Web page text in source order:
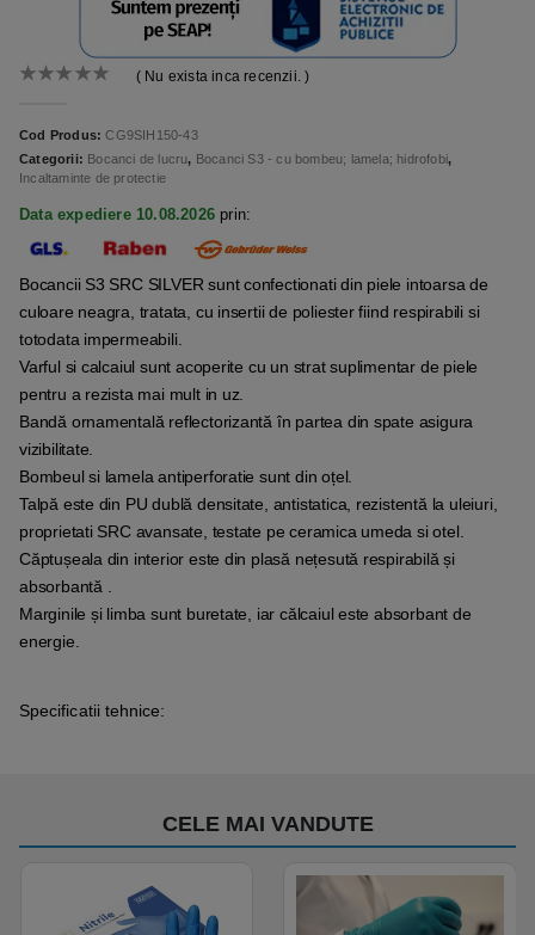
( Nu exista inca recenzii. )
Cod Produs:CG9SIH150-43
Categorii: Bocanci de lucru, Bocanci S3 - cu bombeu; lamela; hidrofobi,
Incaltaminte de protectie
Data expediere 10.08.2026 prin:
Bocancii S3 SRC SILVER sunt confectionati din piele intoarsa de
culoare neagra, tratata, cu insertii de poliester fiind respirabili si
totodata impermeabili.
Varful si calcaiul sunt acoperite cu un strat suplimentar de piele
pentru a rezista mai mult in uz.
Bandă ornamentală reflectorizantă în partea din spate asigura
vizibilitate.
Bombeul si lamela antiperforatie sunt din oțel.
Talpă este din PU dublă densitate, antistatica, rezistentă la uleiuri,
proprietati SRC avansate, testate pe ceramica umeda si otel.
Căptușeala din interior este din plasă nețesută respirabilă și
absorbantă .
Marginile și limba sunt buretate, iar călcaiul este absorbant de
energie.
Specificatii tehnice:
CELE MAI VANDUTE